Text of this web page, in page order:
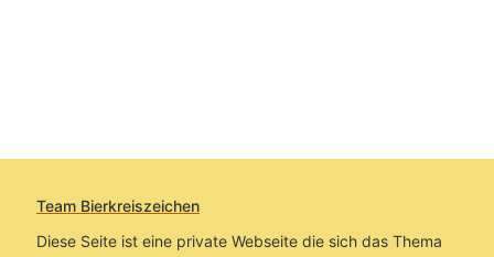
Team Bierkreiszeichen
Diese Seite ist eine private Webseite die sich das Thema